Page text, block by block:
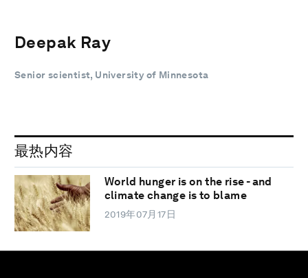
Deepak Ray
Senior scientist, University of Minnesota
最热内容
World hunger is on the rise - and
climate change is to blame
2019年07月17日